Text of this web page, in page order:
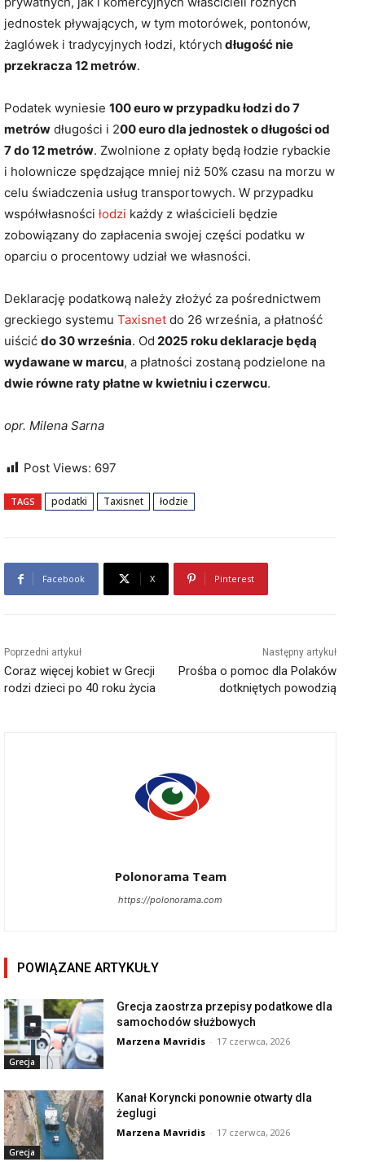
jednostek pływających, w tym motorówek, pontonów,
żaglówek i tradycyjnych łodzi, których długość nie
przekracza 12 metrów.
Podatek wyniesie 100 euro w przypadku łodzi do 7
metrów długości i 200 euro dla jednostek o długości od
7 do 12 metrów. Zwolnione z opłaty będą łodzie rybackie
i holownicze spędzające mniej niż 50% czasu na morzu w
celu świadczenia usług transportowych. W przypadku
współwłasności łodzi każdy z właścicieli będzie
zobowiązany do zapłacenia swojej części podatku w
oparciu o procentowy udział we własności.
Deklarację podatkową należy złożyć za pośrednictwem
greckiego systemu Taxisnet do 26 września, a płatność
uiścić do 30 września. Od 2025 roku deklaracje będą
wydawane w marcu, a płatności zostaną podzielone na
dwie równe raty płatne w kwietniu i czerwcu.
opr. Milena Sarna
Post Views: 697
TAGS podatki Taxisnet łodzie
Facebook X Pinterest
Poprzedni artykuł
Coraz więcej kobiet w Grecji
rodzi dzieci po 40 roku życia
Następny artykuł
Prośba o pomoc dla Polaków
dotkniętych powodzią
Polonorama Team
https://polonorama.com
POWIĄZANE ARTYKUŁY
Grecja
Grecja zaostrza przepisy podatkowe dla
samochodów służbowych
Marzena Mavridis - 17 czerwca, 2026
Grecja
Kanał Koryncki ponownie otwarty dla
żeglugi
Marzena Mavridis - 17 czerwca, 2026